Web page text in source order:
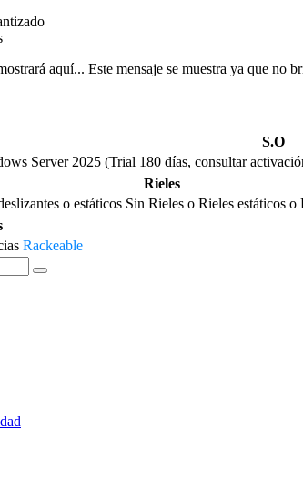
aquí... Este mensaje se muestra ya que no
S.O
Server 2025 (Trial 180 días, consultar
Rieles
o estáticos Sin Rieles o Rieles estáticos o
Rackeable